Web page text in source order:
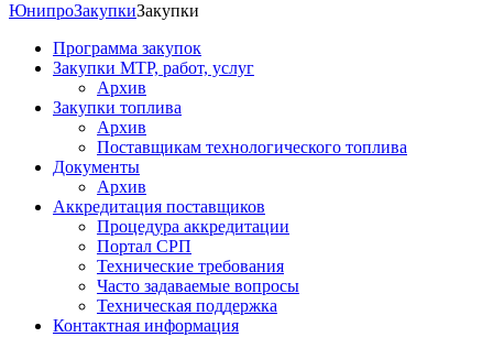
ЮнипроЗакупкиЗакупки
Программа закупок
Закупки МТР, работ, услуг
Архив
Закупки топлива
Архив
Поставщикам технологического топлива
Документы
Архив
Аккредитация поставщиков
Процедура аккредитации
Портал СРП
Технические требования
Часто задаваемые вопросы
Техническая поддержка
Контактная информация